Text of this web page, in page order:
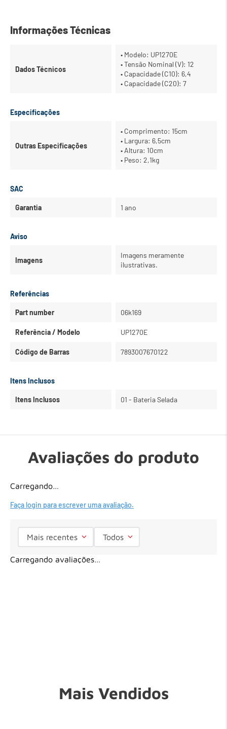
Informações Técnicas
Dados Técnicos
• Modelo: UP1270E
• Tensão Nominal (V): 12
• Capacidade (C10): 6,4
• Capacidade (C20): 7
Especificações
Outras Especificações
• Comprimento: 15cm
• Largura: 6,5cm
• Altura: 10cm
• Peso: 2,1kg
SAC
Garantia 1 ano
Aviso
Imagens
Imagens meramente
ilustrativas.
Referências
Part number 06k169
Referência / Modelo UP1270E
Código de Barras 7893007670122
Itens Inclusos
Itens Inclusos 01 - Bateria Selada
Avaliações do produto
Carregando…
Faça login para escrever uma avaliação.
Mais recentes Todos
Carregando avaliações…
Mais Vendidos